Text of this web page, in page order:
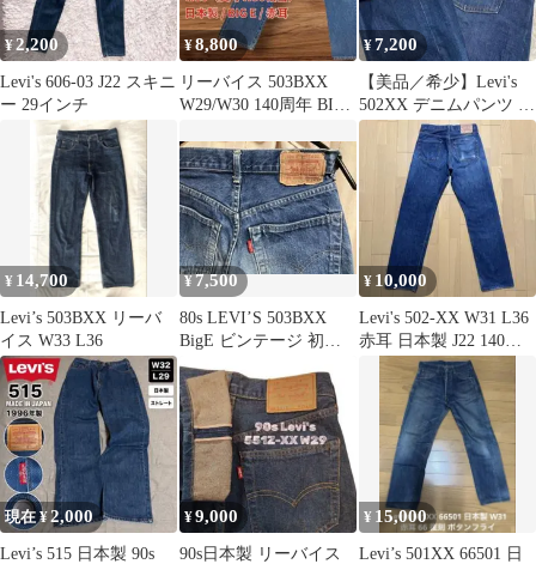
¥2,200
Levi's 606-03 J22 スキニ
ー 29インチ
¥8,800
リーバイス 503BXX
W29/W30 140周年 BIGE
¥7,200
【美品／希少】Levi's
502XX デニムパンツ 赤
耳 ビッグE W32
¥ 14,700
Levi’s 503BXX リーバ
イス W33 L36
¥7,500
80s LEVI’S 503BXX
BigE ビンテージ 初期
復刻 135周年
¥ 10,000
Levi's 502-XX W31 L36
赤耳 日本製 J22 140周
現在 ¥2,000
Levi’s 515 日本製 90s
¥9,000
90s日本製 リーバイス
¥ 15,000
Levi’s 501XX 66501 日